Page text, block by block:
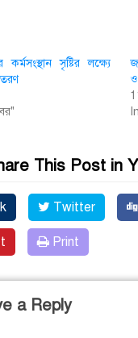
সৃষ্টির লক্ষ্যে
This Post in
Twitter
Print
a Reply